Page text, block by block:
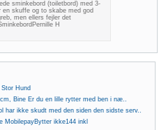
sminkebord (toiletbord) med 3-
skuffe og to skabe med god
men ellers fejler det
H
Hund
Bine Er du en lille rytter med ben i næ..
har ikke skudt med den siden den sidste serv..
MobilepayBytter ikke144 inkl